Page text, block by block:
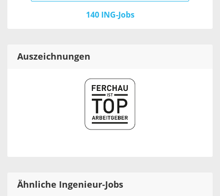
140 ING-Jobs
Auszeichnungen
Ähnliche Ingenieur-Jobs